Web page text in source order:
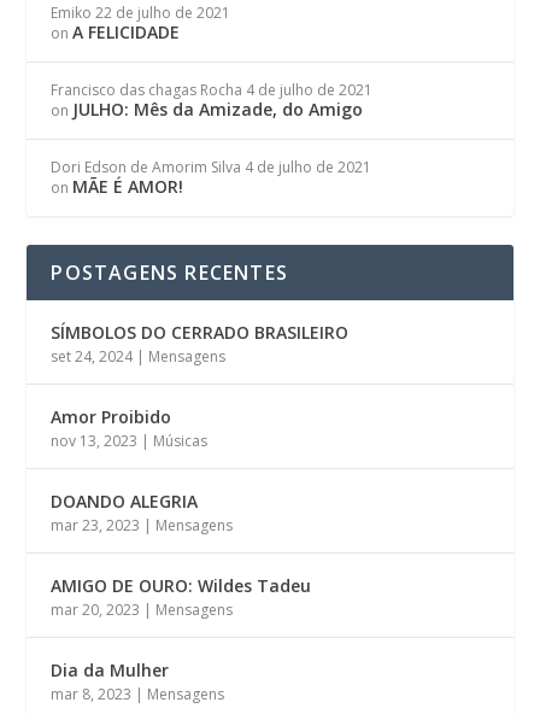
Emiko 22 de julho de 2021
onA FELICIDADE
Francisco das chagas Rocha 4 de julho de 2021
on JULHO: Mês da Amizade, do Amigo
Dori Edson de Amorim Silva 4 de julho de 2021
on MÃE É AMOR!
POSTAGENS RECENTES
SÍMBOLOS DO CERRADO BRASILEIRO
set 24, 2024| Mensagens
Amor Proibido
nov 13, 2023 | Músicas
DOANDO ALEGRIA
mar 23, 2023 | Mensagens
AMIGO DE OURO: Wildes Tadeu
mar 20, 2023 | Mensagens
Dia da Mulher
mar 8, 2023 | Mensagens